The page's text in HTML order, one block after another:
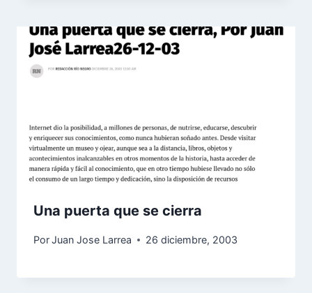
Una puerta que se cierra
PorJuan Jose Larrea 26 diciembre, 2003